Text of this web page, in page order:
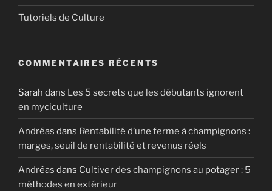
Tutoriels de Culture
COMMENTAIRES RÉCENTS
Sarah dans Les 5 secrets que les débutants ignorent
en myciculture
Andréas dans Rentabilité d’une ferme à champignons :
marges, seuil de rentabilité et revenus réels
Andréas dans Cultiver des champignons au potager : 5
méthodes en extérieur